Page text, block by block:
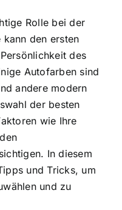
Rolle bei der
kann den ersten
des
Autofarben sind
andere modern
der besten
wie Ihre
In diesem
und Tricks, um
und zu